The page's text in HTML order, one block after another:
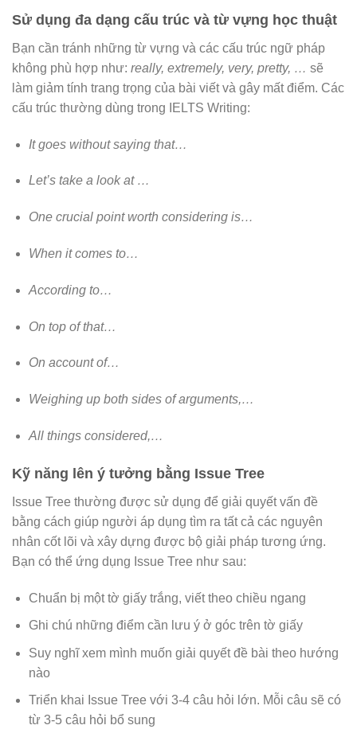
Sử dụng đa dạng cấu trúc và từ vựng học thuật
Bạn cần tránh những từ vựng và các cấu trúc ngữ pháp
không phù hợp như: really, extremely, very, pretty, … sẽ
làm giảm tính trang trọng của bài viết và gây mất điểm. Các
cấu trúc thường dùng trong IELTS Writing:
It goes without saying that…
Let’s take a look at …
One crucial point worth considering is…
When it comes to…
According to…
On top of that…
On account of…
Weighing up both sides of arguments,…
All things considered,…
Kỹ năng lên ý tưởng bằng Issue Tree
Issue Tree thường được sử dụng để giải quyết vấn đề
bằng cách giúp người áp dụng tìm ra tất cả các nguyên
nhân cốt lõi và xây dựng được bộ giải pháp tương ứng.
Bạn có thể ứng dụng Issue Tree như sau:
Chuẩn bị một tờ giấy trắng, viết theo chiều ngang
Ghi chú những điểm cần lưu ý ở góc trên tờ giấy
Suy nghĩ xem mình muốn giải quyết đề bài theo hướng
nào
Triển khai Issue Tree với 3-4 câu hỏi lớn. Mỗi câu sẽ có
từ 3-5 câu hỏi bổ sung